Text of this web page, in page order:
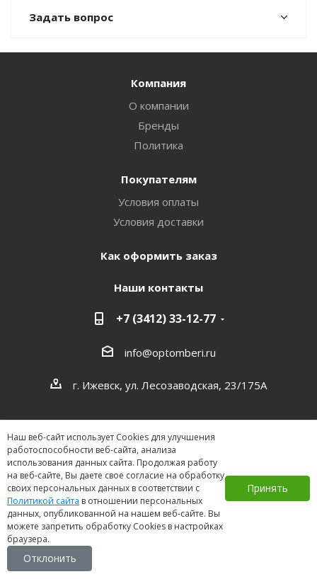
Задать вопрос
Наш веб-сайт использует Cookies для улучшения
работоспособности веб-сайта, анализа
использования данных сайта. Продолжая работу
на веб-сайте, Вы даете свое согласие на обработку
своих персональных данных в соответствии с
Политикой сайта в отношении персональных
данных, опубликованной на нашем веб-сайте. Вы
можете запретить обработку Cookies в настройках
браузера.
Принять
Отклонить
Компания
О компании
Бренды
Политика
Покупателям
Условия оплаты
Условия доставки
Как оформить заказ
Наши контакты
+7 (3412) 33-12-77
info@optomberi.ru
г. Ижевск, ул. Лесозаводская, 23/175А
2026 ©